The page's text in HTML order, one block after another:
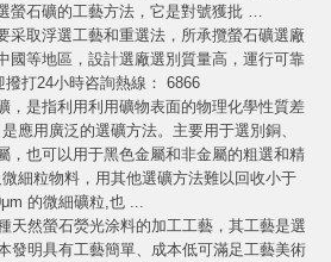
螢石礦的工藝方法，它是對號獲批 …
采取浮選工藝和重選法，所承攬螢石礦選廠
國等地區，設計選廠選別質量高，運行可靠
撥打24小時咨詢熱線： 6866
，是指利用利用礦物表面的物理化學性質差
應用廣泛的選礦方法。主要用于選別銅、
，也可以用于黑色金屬和非金屬的粗選和精
細粒物料，用其他選礦方法難以回收小于
的微細礦粒,也 ...
天然螢石熒光涂料的加工工藝，其工藝是選
發明具有工藝簡單、成本低可滿足工藝美術